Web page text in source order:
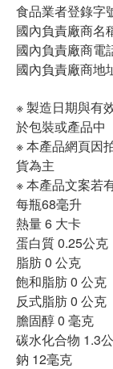
食品業者登錄字
國內負責廠商名
國內負責廠商電
國內負責廠商地
※ 製造日期與有
於包裝或產品中
※ 本產品網頁因
貨為主
※ 本產品文案若
每瓶68毫升
熱量 6 大卡
蛋白質 0.25公克
脂肪 0 公克
飽和脂肪 0 公克
反式脂肪 0 公克
膽固醇 0 毫克
碳水化合物 1.3
鈉 12毫克